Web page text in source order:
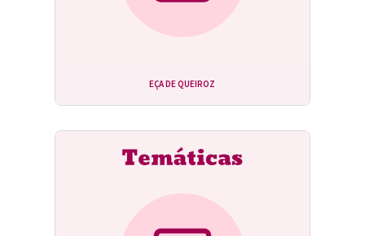
EÇA DE QUEIROZ